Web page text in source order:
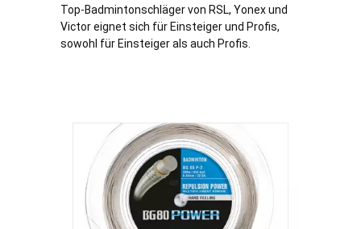
Top-Badmintonschläger von RSL, Yonex und
Victor eignet sich für Einsteiger und Profis,
sowohl für Einsteiger als auch Profis.